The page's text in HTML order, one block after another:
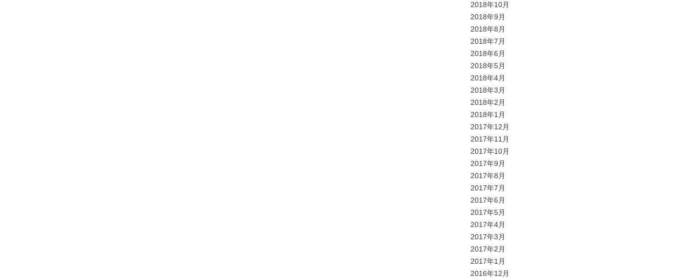
2018年10月
2018年9月
2018年8月
2018年7月
2018年6月
2018年5月
2018年4月
2018年3月
2018年2月
2018年1月
2017年12月
2017年11月
2017年10月
2017年9月
2017年8月
2017年7月
2017年6月
2017年5月
2017年4月
2017年3月
2017年2月
2017年1月
2016年12月